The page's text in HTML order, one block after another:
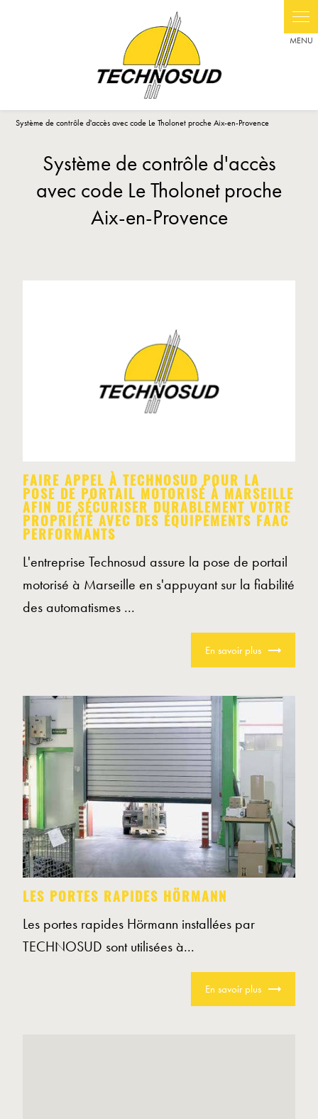
Système de contrôle d'accès avec code Le Tholonet proche Aix-en-Provence
Système de contrôle d'accès
avec code Le Tholonet proche
Aix-en-Provence
FAIRE APPEL À TECHNOSUD POUR LA
POSE DE PORTAIL MOTORISÉ À MARSEILLE
AFIN DE SÉCURISER DURABLEMENT VOTRE
PROPRIÉTÉ AVEC DES ÉQUIPEMENTS FAAC
PERFORMANTS
L'entreprise Technosud assure la pose de portail
motorisé à Marseille en s'appuyant sur la fiabilité
des automatismes ...
En savoir plus
LES PORTES RAPIDES HÖRMANN
Les portes rapides Hörmann installées par
TECHNOSUD sont utilisées à...
En savoir plus